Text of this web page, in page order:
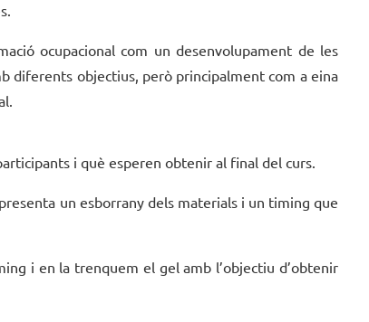
ocupacional com un desenvolupament de les
diferents objectius, però principalment com a eina
i què esperen obtenir al final del curs.
un esborrany dels materials i un timing que
i en la trenquem el gel amb l’objectiu d’obtenir